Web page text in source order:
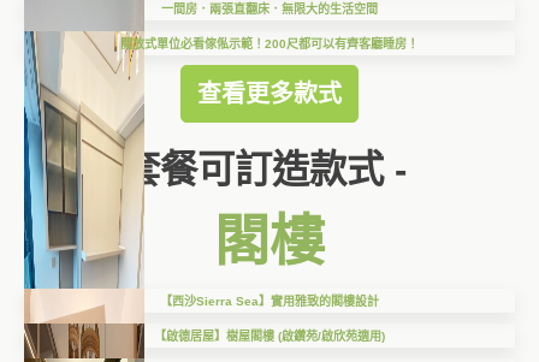
一間房．兩張直翻床．無限大的生活空間
開放式單位必看傢俬示範！200尺都可以有齊客廳睡房！
查看更多款式
套餐可訂造款式 -
閣樓
【西沙Sierra Sea】實用雅致的閣樓設計
【啟德居屋】樹屋閣樓 (啟鑽苑/啟欣苑適用)